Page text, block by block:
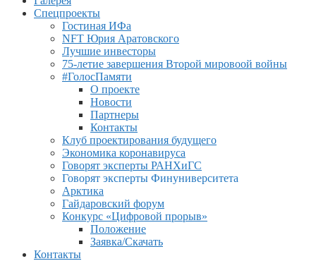
Спецпроекты
Гостиная ИФа
NFT Юрия Аратовского
Лучшие инвесторы
75-летие завершения Второй мировоой войны
#ГолосПамяти
О проекте
Новости
Партнеры
Контакты
Клуб проектирования будущего
Экономика коронавируса
Говорят эксперты РАНХиГС
Говорят эксперты Финуниверситета
Арктика
Гайдаровский форум
Конкурс «Цифровой прорыв»
Положение
Заявка/Скачать
Контакты